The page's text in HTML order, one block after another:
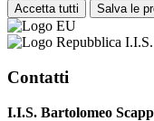
Accetta tutti Salva le
Contatti
I.I.S. Bartolomeo